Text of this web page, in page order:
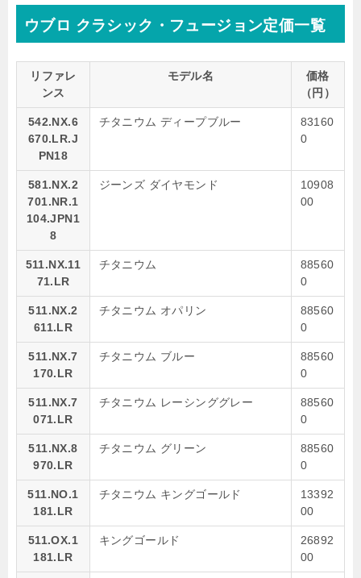
ウブロ クラシック・フュージョン定価一覧
リファレ
ンス
モデル名
価格
（円）
542.NX.6
670.LR.J
PN18
チタニウム ディープブルー
83160
0
581.NX.2
701.NR.1
104.JPN1
8
ジーンズ ダイヤモンド
10908
00
511.NX.11
71.LR
チタニウム
88560
0
511.NX.2
611.LR
チタニウム オパリン
88560
0
511.NX.7
170.LR
チタニウム ブルー
88560
0
511.NX.7
071.LR
チタニウム レーシンググレー
88560
0
511.NX.8
970.LR
チタニウム グリーン
88560
0
511.NO.1
181.LR
チタニウム キングゴールド
13392
00
511.OX.1
181.LR
キングゴールド
26892
00